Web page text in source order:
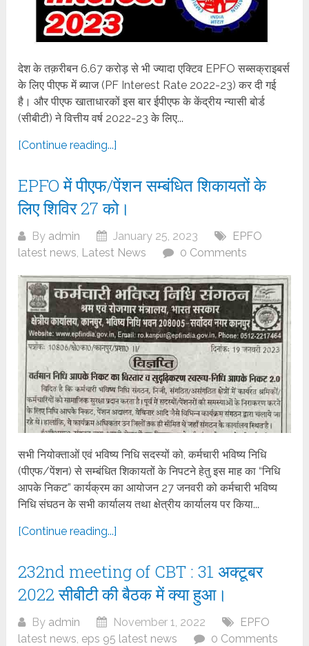
देश के तक़रीबन 6.67 करोड़ से भी ज्यादा एक्टिव EPFO सब्सक्राइबर्स
के लिए पीएफ में ब्याज (PF Interest Rate 2022-23) कर दी गई
है। और पीएफ खाताधारकों इस बार ईपीएफ के केंद्रीय न्यासी बोर्ड
(सीबीटी) ने वित्तीय वर्ष 2022-23 के लिए...
[Continue reading...]
EPFO में पीएफ/पेंशन सम्बंधित शिकायतों के
लिए शिविर 27 को।
By admin January 25, 2023
EPFO
latest news Latest News 0 Comments
सभी नियोक्ताओं एवं भविष्य निधि सदस्यों को, कर्मचारी भविष्य निधि
(पीएफ/पेंशन) से सम्बंधित शिकायतों के निपटने हेतु इस माह का “निधि
आपके निकट” कार्यक्रम का आयोजन 27 जनवरी को कर्मचारी भविष्य
निधि संघठन के सभी कार्यालय तथा क्षेत्रीय कार्यालय पर किया...
[Continue reading...]
232nd meeting of CBT : 31 अक्टूबर
2022 सीबीटी की बैठक में क्या हुआ।
By admin November 1, 2022
EPFO
latest news, eps 95 latest news 0 Comments